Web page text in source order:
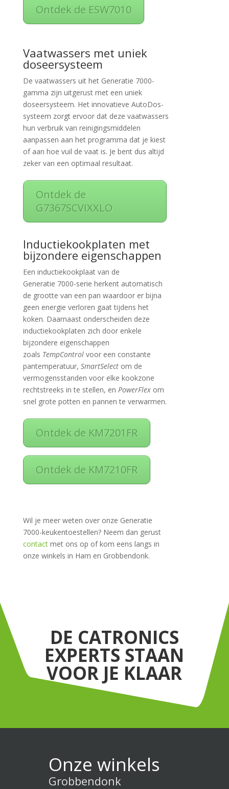
Ontdek de ESW7010
Vaatwassers met uniek
doseersysteem
De vaatwassers uit het Generatie 7000-
gamma zijn uitgerust met een uniek
doseersysteem. Het innovatieve AutoDos-
systeem zorgt ervoor dat deze vaatwassers
hun verbruik van reinigingsmiddelen
aanpassen aan het programma dat je kiest
of aan hoe vuil de vaat is. Je bent dus altijd
zeker van een optimaal resultaat.
Ontdek de
G7367SCVIXXLO
Inductiekookplaten met
bijzondere eigenschappen
Een inductiekookplaat van de
Generatie 7000-serie herkent automatisch
de grootte van een pan waardoor er bijna
geen energie verloren gaat tijdens het
koken. Daarnaast onderscheiden deze
inductiekookplaten zich door enkele
bijzondere eigenschappen
zoals TempControlvoor een constante
pantemperatuur, SmartSelectom de
vermogensstanden voor elke kookzone
rechtstreeks in te stellen, en PowerFlexom
snel grote potten en pannen te verwarmen.
Ontdek de KM7201FR
Ontdek de KM7210FR
Wil je meer weten over onze Generatie
7000-keukentoestellen? Neem dan gerust
contactmet ons op of kom eens langs in
onze winkels in Ham en Grobbendonk.
DE CATRONICS
EXPERTS STAAN
VOOR JE KLAAR
Onze winkels
Grobbendonk